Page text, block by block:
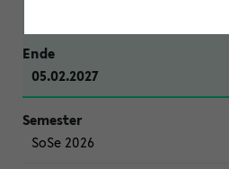
05.02.2027
SoSe 2026